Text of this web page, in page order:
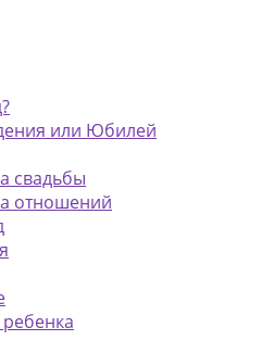
или Юбилей
свадьбы
отношений